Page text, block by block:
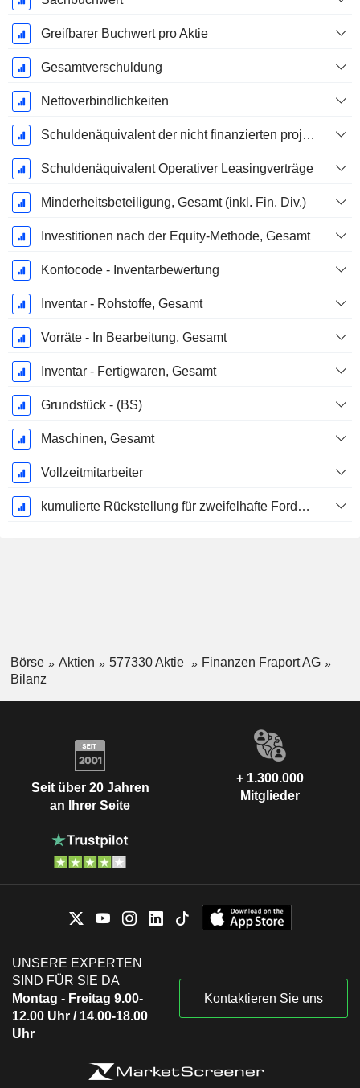
Greifbarer Buchwert pro Aktie
Gesamtverschuldung
Nettoverbindlichkeiten
Schuldenäquivalent der nicht finanzierten projizierten Leistungspflicht
Schuldenäquivalent Operativer Leasingverträge
Minderheitsbeteiligung, Gesamt (inkl. Fin. Div.)
Investitionen nach der Equity-Methode, Gesamt
Kontocode - Inventarbewertung
Inventar - Rohstoffe, Gesamt
Vorräte - In Bearbeitung, Gesamt
Inventar - Fertigwaren, Gesamt
Grundstück - (BS)
Maschinen, Gesamt
Vollzeitmitarbeiter
kumulierte Rückstellung für zweifelhafte Forderungen (Zusatz)
Börse Aktien 577330 Aktie
Finanzen Fraport AG
Bilanz
Seit über 20 Jahren
an Ihrer Seite
+ 1.300.000
Mitglieder
UNSERE EXPERTEN
SIND FÜR SIE DA
Montag - Freitag 9.00-
12.00 Uhr / 14.00-18.00
Uhr
Kontaktieren Sie uns